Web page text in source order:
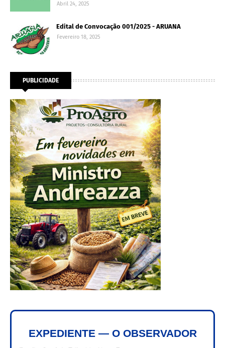
Abril 24, 2025
Edital de Convocação 001/2025 - ARUANA
Fevereiro 18, 2025
PUBLICIDADE
EXPEDIENTE — O OBSERVADOR